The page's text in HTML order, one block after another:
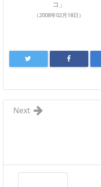
コ」
（2008年02月18日）
Next